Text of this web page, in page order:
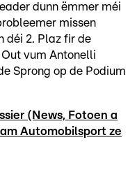
dunn ëmmer méi
missen
déi 2. Plaz fir de
vum Antonelli
Sprong op de Podium
(News, Fotoen a
Automobilsport ze